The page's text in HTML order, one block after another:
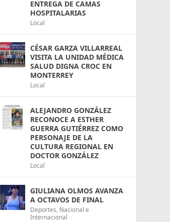
ENTREGA DE CAMAS
HOSPITALARIAS
Local
CÉSAR GARZA VILLARREAL
VISITA LA UNIDAD MÉDICA
SALUD DIGNA CROC EN
MONTERREY
Local
ALEJANDRO GONZÁLEZ
RECONOCE A ESTHER
GUERRA GUTIÉRREZ COMO
PERSONAJE DE LA
CULTURA REGIONAL EN
DOCTOR GONZÁLEZ
Local
GIULIANA OLMOS AVANZA
A OCTAVOS DE FINAL
Deportes, Nacional e
Internacional